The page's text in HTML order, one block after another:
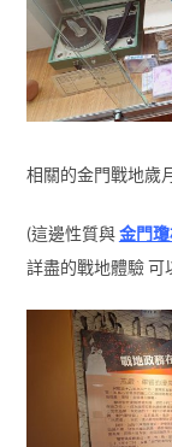
相關的金門戰地歲
(這邊性質與金門
詳盡的戰地體驗 可